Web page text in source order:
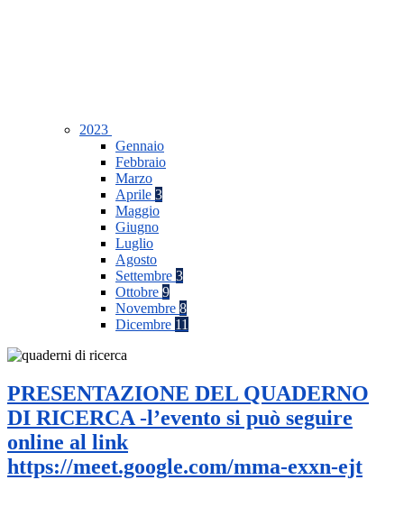
2023
Gennaio
Febbraio
Marzo
Aprile 3
Maggio
Giugno
Luglio
Agosto
Settembre 3
Ottobre 9
Novembre 8
Dicembre 11
PRESENTAZIONE DEL QUADERNO
DI RICERCA -l’evento si può seguire
online al link
https://meet.google.com/mma-exxn-ejt